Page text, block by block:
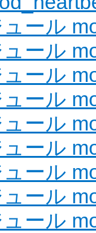
ール
ール
ール
ール
ール
ール
ール
ール
ール